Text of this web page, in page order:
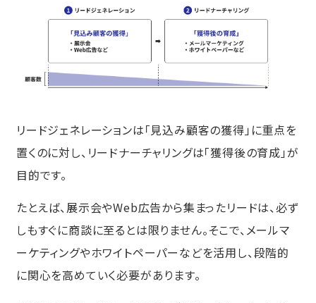
原因と対処法
リード獲得段階での課題と対応
育成フェーズでの設計不備と改善策
営業連携・引き渡しフェーズでの障壁
まとめ
リードジェネレーションは「見込み顧客の獲得」に重点を
置くのに対し、リードナーチャリングは「獲得後の育成」が
目的です。
たとえば、展示会やWeb広告から集まったリードは、必ず
しもすぐに商談に至るとは限りません。そこで、メールマ
ーケティングやホワイトペーパーなどを活用し、段階的
に関心を高めていく必要があります。